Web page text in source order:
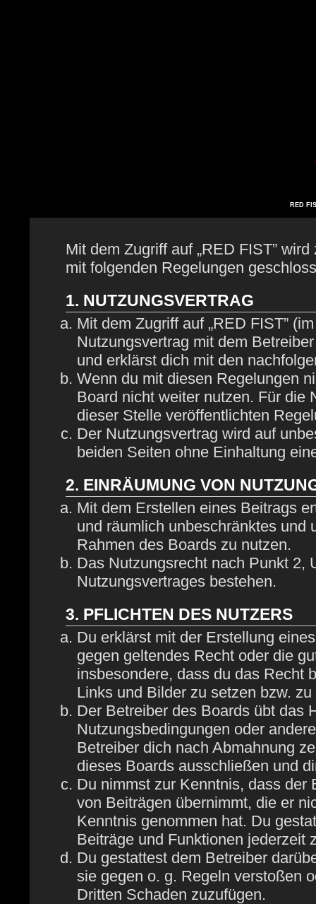
RED
Mit dem Zugriff auf „RED FIST”
mit folgenden Regelungen
1. NUTZUNGSVERTRAG
Mit dem Zugriff auf „RED FIST”
Nutzungsvertrag mit dem
und erklärst dich mit den
Wenn du mit diesen Regelungen
Board nicht weiter nutzen. Für die
dieser Stelle veröffentlichten
Der Nutzungsvertrag wird auf
beiden Seiten ohne Einhaltung
2. EINRÄUMUNG VON
Mit dem Erstellen eines Beitrags
und räumlich unbeschränktes und
Rahmen des Boards zu nutzen.
Das Nutzungsrecht nach Punkt 2,
Nutzungsvertrages bestehen.
3. PFLICHTEN DES NUTZERS
Du erklärst mit der Erstellung
gegen geltendes Recht oder die
insbesondere, dass du das Recht
Links und Bilder zu setzen bzw.
Der Betreiber des Boards übt das
Nutzungsbedingungen oder
Betreiber dich nach Abmahnung
dieses Boards ausschließen und
Du nimmst zur Kenntnis, dass der
von Beiträgen übernimmt, die er
Kenntnis genommen hat. Du
Beiträge und Funktionen jederzeit
Du gestattest dem Betreiber
sie gegen o. g. Regeln verstoßen
Dritten Schaden zuzufügen.